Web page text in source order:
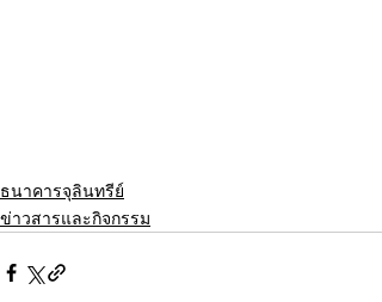
ธนาคารจุลินทรีย์
ข่าวสารและกิจกรรม